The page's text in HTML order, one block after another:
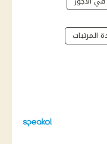
المرتبات